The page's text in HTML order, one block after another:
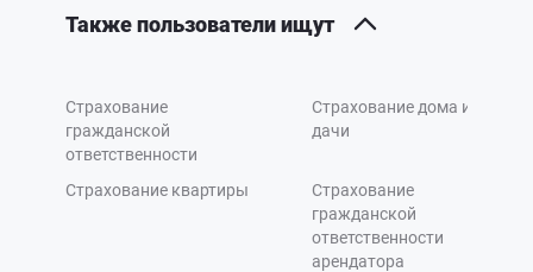
Также пользователи ищут
Страхование
гражданской
ответственности
Страхование дома и
дачи
Страхование квартиры
Страхование
гражданской
ответственности
арендатора